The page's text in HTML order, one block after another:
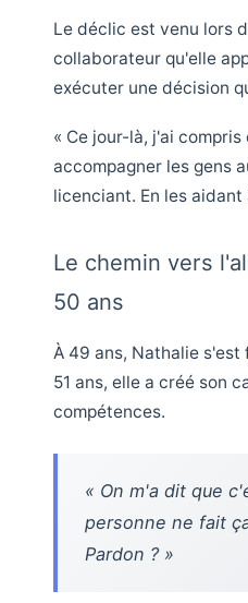
Le déclic est venu lors
collaborateur qu'elle
exécuter une décision
« Ce jour-là, j'ai
accompagner les gens
licenciant. En les aidant
Le chemin vers
50 ans
À 49 ans, Nathalie s'est
51 ans, elle a créé son
compétences.
« On m'a dit que
personne ne fait
Pardon ? »